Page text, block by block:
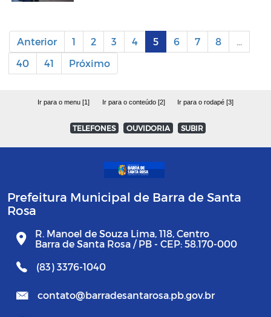
Anterior 1 2 3 4 5 6 7 8
...
40
41 Próximo
Ir para o menu [1] Ir para o conteúdo [2] Ir para o rodapé [3]
TELEFONES OUVIDORIA SUBIR
Prefeitura Municipal de Barra de Santa
Rosa
R. Manoel de Souza Lima, 118, Centro
Barra de Santa Rosa / PB - CEP: 58.170-000
(83) 3376-1040
contato@barradesantarosa.pb.gov.br